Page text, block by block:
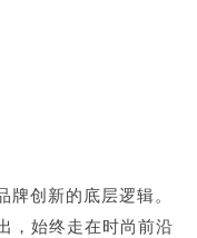
牌创新的底层逻辑。
，始终走在时尚前沿